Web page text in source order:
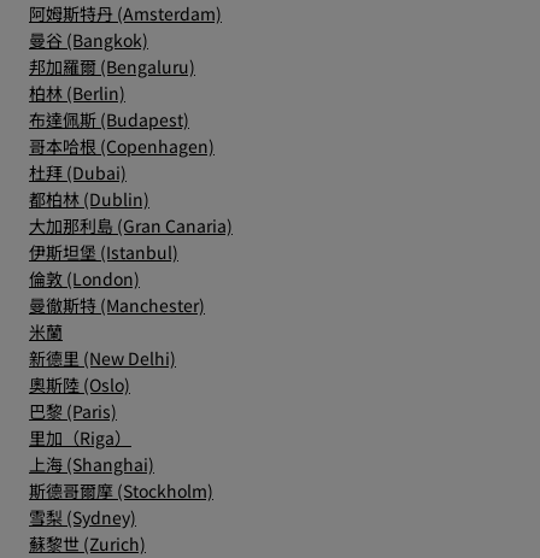
阿姆斯特丹 (Amsterdam)
曼谷 (Bangkok)
邦加羅爾 (Bengaluru)
柏林 (Berlin)
布達佩斯 (Budapest)
哥本哈根 (Copenhagen)
杜拜 (Dubai)
都柏林 (Dublin)
大加那利島 (Gran Canaria)
伊斯坦堡 (Istanbul)
倫敦 (London)
曼徹斯特 (Manchester)
米蘭
新德里 (New Delhi)
奧斯陸 (Oslo)
巴黎 (Paris)
里加（Riga）
上海 (Shanghai)
斯德哥爾摩 (Stockholm)
雪梨 (Sydney)
蘇黎世 (Zurich)